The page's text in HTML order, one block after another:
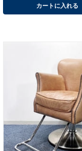
カートに入れる